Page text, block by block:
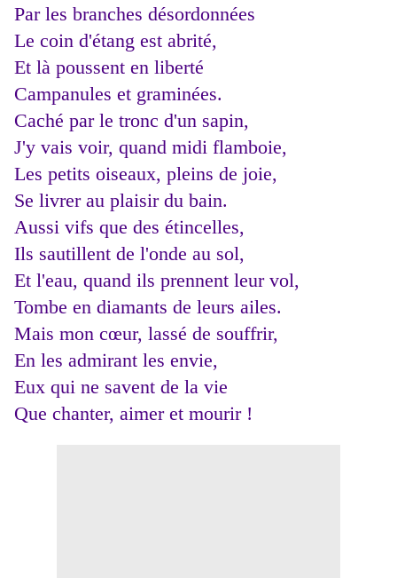
Par les branches désordonnées
Le coin d'étang est abrité,
Et là poussent en liberté
Campanules et graminées.
Caché par le tronc d'un sapin,
J'y vais voir, quand midi flamboie,
Les petits oiseaux, pleins de joie,
Se livrer au plaisir du bain.
Aussi vifs que des étincelles,
Ils sautillent de l'onde au sol,
Et l'eau, quand ils prennent leur vol,
Tombe en diamants de leurs ailes.
Mais mon cœur, lassé de souffrir,
En les admirant les envie,
Eux qui ne savent de la vie
Que chanter, aimer et mourir !